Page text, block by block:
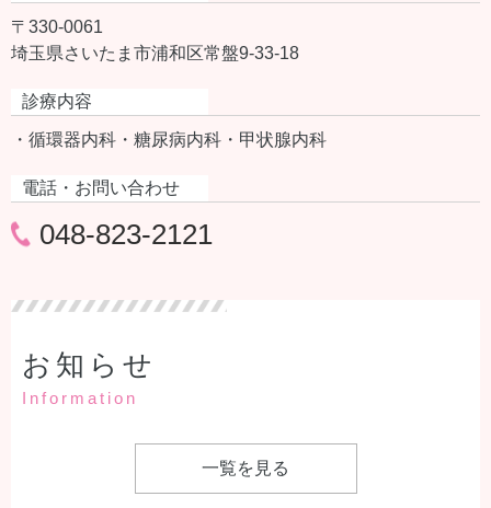
〒330-0061
埼玉県さいたま市浦和区常盤9-33-18
診療内容
・循環器内科 ・糖尿病内科 ・甲状腺内科
電話・お問い合わせ
048-823-2121
お知らせ
Information
一覧を見る